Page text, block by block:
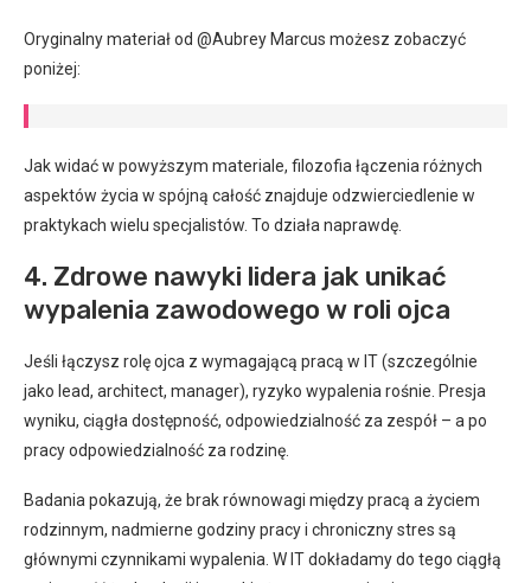
Oryginalny materiał od @Aubrey Marcus możesz zobaczyć
poniżej:
Jak widać w powyższym materiale, filozofia łączenia różnych
aspektów życia w spójną całość znajduje odzwierciedlenie w
praktykach wielu specjalistów. To działa naprawdę.
4. Zdrowe nawyki lidera jak unikać
wypalenia zawodowego w roli ojca
Jeśli łączysz rolę ojca z wymagającą pracą w IT (szczególnie
jako lead, architect, manager), ryzyko wypalenia rośnie. Presja
wyniku, ciągła dostępność, odpowiedzialność za zespół – a po
pracy odpowiedzialność za rodzinę.
Badania pokazują, że brak równowagi między pracą a życiem
rodzinnym, nadmierne godziny pracy i chroniczny stres są
głównymi czynnikami wypalenia. W IT dokładamy do tego ciągłą